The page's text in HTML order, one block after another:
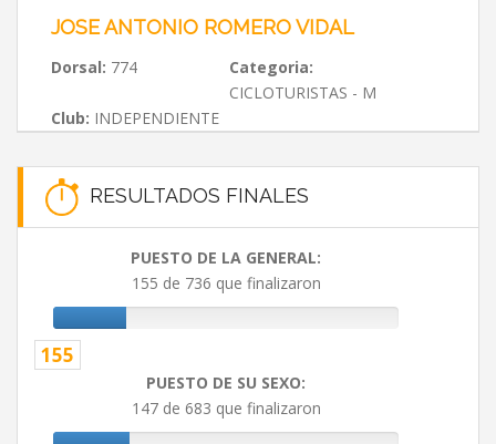
JOSE ANTONIO ROMERO VIDAL
Dorsal: 774
Categoria:
CICLOTURISTAS - M
Club: INDEPENDIENTE
RESULTADOS FINALES
PUESTO DE LA GENERAL:
155 de 736 que finalizaron
155
PUESTO DE SU SEXO:
147 de 683 que finalizaron